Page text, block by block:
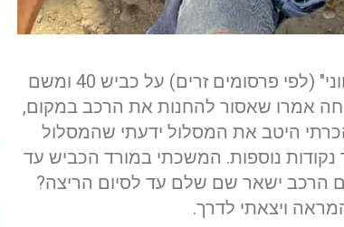
תכננתי להחנות את הרכב בסמוך למתקן "בטחוני" (לפי פרסומים זרים) על כביש 40 ומשם
אמרו שאסור להחנות את הרכב במקום,
היטב את המסלול ידעתי שהמסלול
או עובר קרוב לכביש 40 במספר נקודות נוספות. המשכתי במורד הכביש עד
הרכב ישאר שם שלם עד לסיום הריצה?
ויצאתי לדרך.